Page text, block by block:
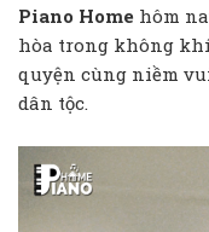
Piano Home hôm
hòa trong không
quyện cùng niềm
dân tộc.